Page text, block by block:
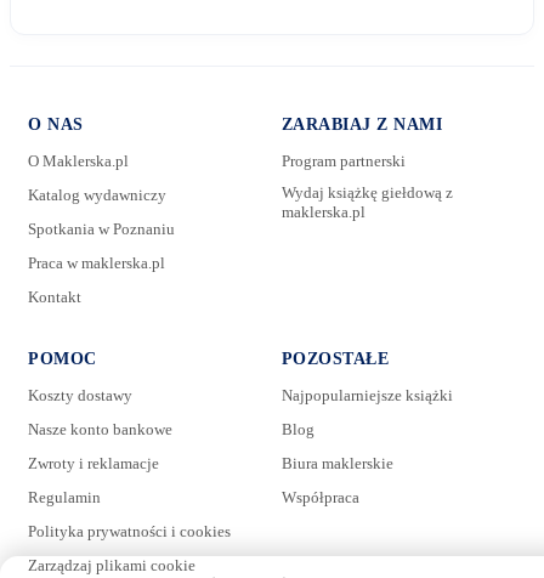
O NAS
O Maklerska.pl
Katalog wydawniczy
Spotkania w Poznaniu
Praca w maklerska.pl
Kontakt
ZARABIAJ Z NAMI
Program partnerski
Wydaj książkę giełdową z
maklerska.pl
POMOC
Koszty dostawy
Nasze konto bankowe
Zwroty i reklamacje
Regulamin
Polityka prywatności i cookies
Zarządzaj plikami cookie
POZOSTAŁE
Najpopularniejsze książki
Blog
Biura maklerskie
Współpraca
E-mail: